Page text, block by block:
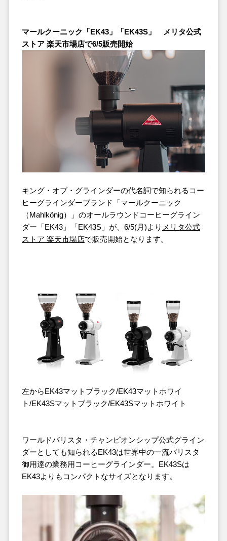
マールクーニック「EK43」「EK43S」 メリタ公式
ストア 楽天市場店で6/5販売開始
キング・オブ・グラインダーの代名詞で知られるコー
ヒーグラインダーブランド「マールクーニック
（Mahlkönig）」のオールラウンドコーヒーグライン
ダー「EK43」「EK43S」が、6/5(月)より メリタ公式
ストア 楽天市場店で販売開始となります。
左からEK43マットブラック/EK43マットホワイ
ト/EK43Sマットブラック/EK43Sマットホワイト
ワールドバリスタ・チャンピオンシップ公式グライン
ダーとしても知られるEK43は世界中の一流バリスタ
御用達の業務用コーヒーグラインダー。EK43Sは
EK43よりもコンパクトなサイズとなります。